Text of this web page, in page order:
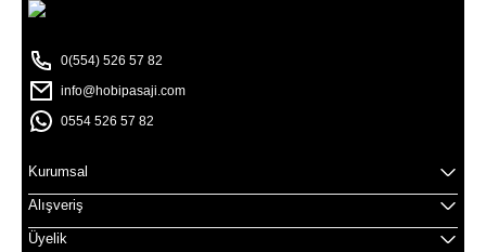
0(554) 526 57 82
info@hobipasaji.com
0554 526 57 82
Kurumsal
Alışveriş
Üyelik